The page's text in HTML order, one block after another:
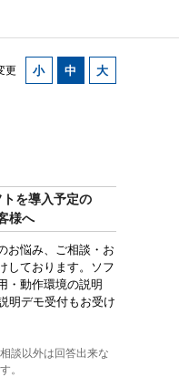
更
を導入予定の
様へ
お悩み、ご相談・お
しております。ソフ
・動作環境の説明
明デモ受付もお受け
談以外は回答出来な
。